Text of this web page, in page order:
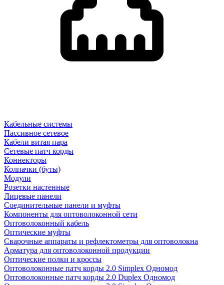
Кабельные системы
Пассивное сетевое
Кабели витая пара
Сетевые патч корды
Коннекторы
Колпачки (буты)
Модули
Розетки настенные
Лицевые панели
Соединительные панели и муфты
Компоненты для оптоволоконной сети
Оптоволоконный кабель
Оптические муфты
Сварочные аппараты и рефлектометры для оптоволокна
Арматура для оптоволоконной продукции
Оптические полки и кроссы
Оптоволоконные патч корды 2.0 Simplex Одномод
Оптоволоконные патч корды 2.0 Duplex Одномод